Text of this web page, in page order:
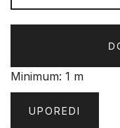
Minimum: 1 m
UPOREDI